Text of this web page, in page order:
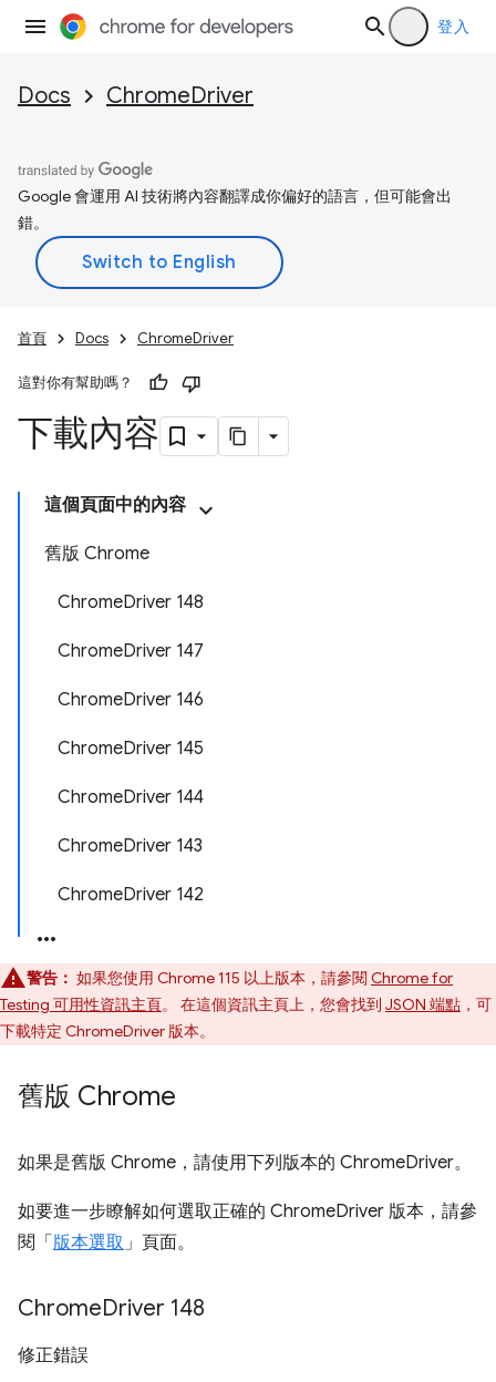
登入
Docs ChromeDriver
Google 會運用 AI 技術將內容翻譯成你偏好的語言，但可能會出
錯。
首頁 Docs ChromeDriver
這對你有幫助嗎？
下載內容
這個頁面中的內容
舊版 Chrome
ChromeDriver 148
ChromeDriver 147
ChromeDriver 146
ChromeDriver 145
ChromeDriver 144
ChromeDriver 143
ChromeDriver 142
警告： 如果您使用 Chrome 115 以上版本，請參閱 Chrome for
Testing 可用性資訊主頁。 在這個資訊主頁上，您會找到 JSON 端點 ，可
下載特定 ChromeDriver 版本。
舊版 Chrome
如果是舊版 Chrome，請使用下列版本的 ChromeDriver。
如要進一步瞭解如何選取正確的 ChromeDriver 版本，請參
閱「 版本選取」頁面。
ChromeDriver 148
修正錯誤